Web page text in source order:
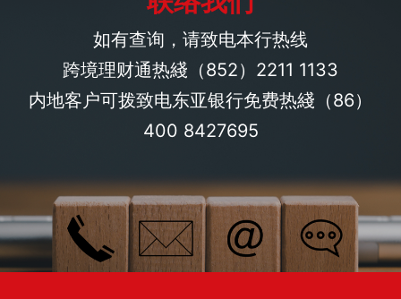
如有查询，请致电本行热线
跨境理财通热綫 （852）2211 1133
内地客户可拨致电东亚银行免费热綫 （86）
400 8427695